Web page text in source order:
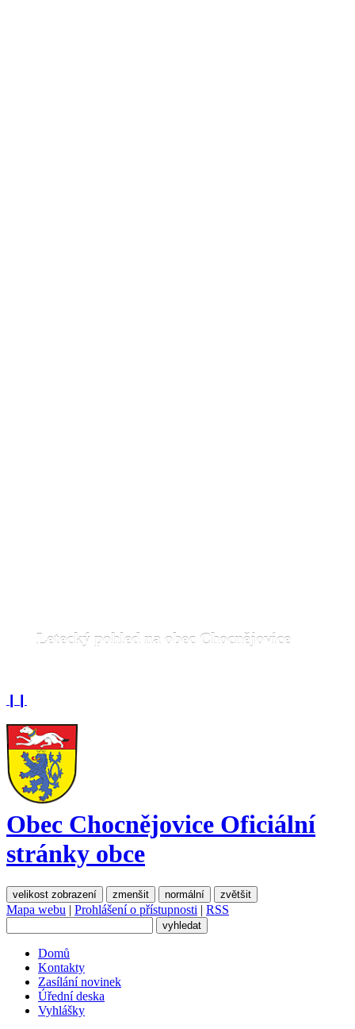
Letecký pohled na obec Chocnějovice
Obec Chocnějovice Oficiální
stránky obce
velikost zobrazení zmenšit normální zvětšit
Mapa webu | Prohlášení o přístupnosti | RSS
Domů
Kontakty
Zasílání novinek
Úřední deska
Vyhlášky